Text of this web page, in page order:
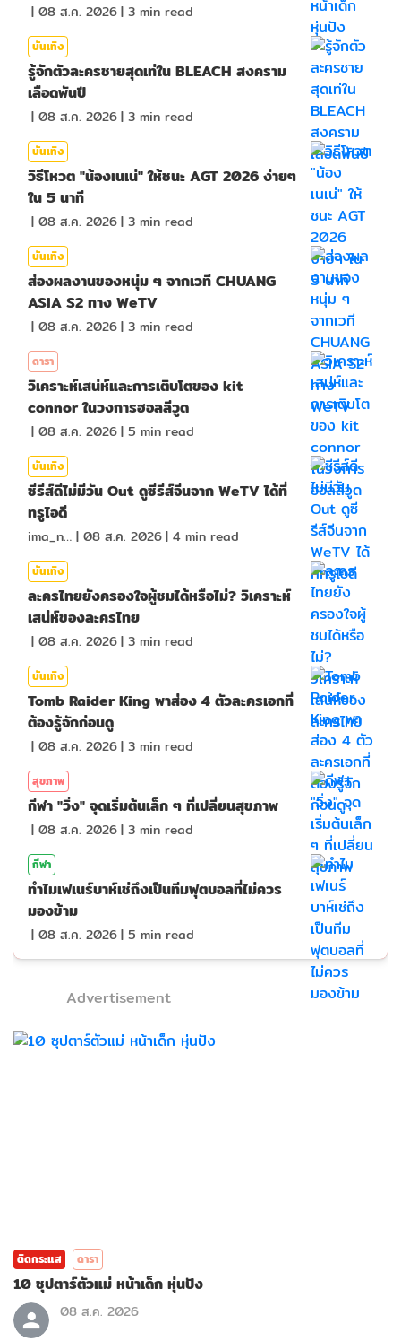
| 08 ส.ค. 2026| 3 min read
บันเทิง
รู้จักตัวละครชายสุดเท่ใน BLEACH สงคราม
เลือดพันปี
| 08 ส.ค. 2026| 3 min read
บันเทิง
วิธีโหวต "น้องเนเน่" ให้ชนะ AGT 2026 ง่ายๆ
ใน 5 นาที
| 08 ส.ค. 2026| 3 min read
บันเทิง
ส่องผลงานของหนุ่ม ๆ จากเวที CHUANG
ASIA S2 ทาง WeTV
| 08 ส.ค. 2026| 3 min read
ดารา
วิเคราะห์เสน่ห์และการเติบโตของ kit
connor ในวงการฮอลลีวูด
| 08 ส.ค. 2026| 5 min read
บันเทิง
ซีรีส์ดีไม่มีวัน Out ดูซีรีส์จีนจาก WeTV ได้ที่
ทรูไอดี
ima_nan | 08 ส.ค. 2026| 4 min read
บันเทิง
ละครไทยยังครองใจผู้ชมได้หรือไม่? วิเคราะห์
เสน่ห์ของละครไทย
| 08 ส.ค. 2026| 3 min read
บันเทิง
Tomb Raider King พาส่อง 4 ตัวละครเอกที่
ต้องรู้จักก่อนดู
| 08 ส.ค. 2026| 3 min read
สุขภาพ
กีฬา "วิ่ง" จุดเริ่มต้นเล็ก ๆ ที่เปลี่ยนสุขภาพ
| 08 ส.ค. 2026| 3 min read
กีฬา
ทำไมเฟเนร์บาห์เช่ถึงเป็นทีมฟุตบอลที่ไม่ควร
มองข้าม
| 08 ส.ค. 2026| 5 min read
Advertisement
ติดกระแส ดารา
10 ซุปตาร์ตัวแม่ หน้าเด็ก หุ่นปัง
08 ส.ค. 2026